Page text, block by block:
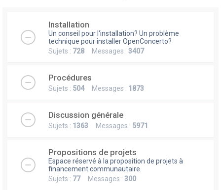
Installation
Un conseil pour l'installation? Un problème
technique pour installer OpenConcerto?
Sujets : 728 Messages : 3407
Procédures
Sujets : 504Messages : 1873
Discussion générale
Sujets : 1363 Messages : 5971
Propositions de projets
Espace réservé à la proposition de projets à
financement communautaire.
Sujets : 77Messages : 300